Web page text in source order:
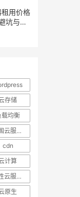
用价格
坑与省
存储
载均衡
美国云服务器
cdn
计算
弹性云服务器
原生